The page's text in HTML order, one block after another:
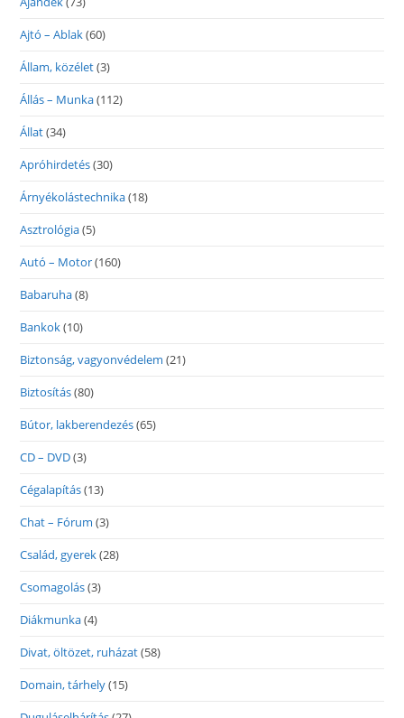
Ajtó – Ablak(60)
Állam, közélet(3)
Állás – Munka(112)
Állat(34)
Apróhirdetés(30)
Árnyékolástechnika(18)
Asztrológia(5)
Autó – Motor(160)
Babaruha(8)
Bankok(10)
Biztonság, vagyonvédelem (21)
Biztosítás(80)
Bútor, lakberendezés(65)
CD – DVD(3)
Cégalapítás(13)
Chat – Fórum (3)
Család, gyerek(28)
Csomagolás(3)
Diákmunka(4)
Divat, öltözet, ruházat(58)
Domain, tárhely(15)